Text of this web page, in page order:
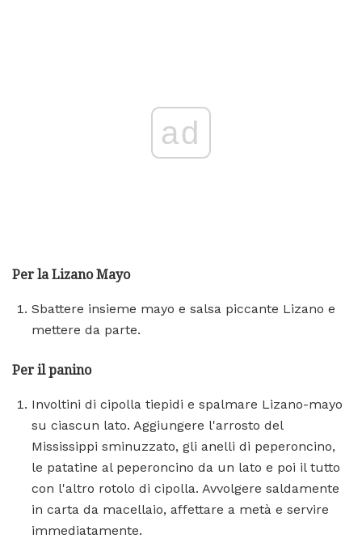
ad
Per la Lizano Mayo
Sbattere insieme mayo e salsa piccante Lizano e
mettere da parte.
Per il panino
Involtini di cipolla tiepidi e spalmare Lizano-mayo
su ciascun lato. Aggiungere l'arrosto del
Mississippi sminuzzato, gli anelli di peperoncino,
le patatine al peperoncino da un lato e poi il tutto
con l'altro rotolo di cipolla. Avvolgere saldamente
in carta da macellaio, affettare a metà e servire
immediatamente.